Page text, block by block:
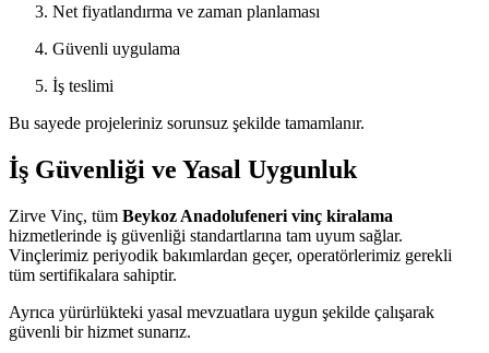
Net fiyatlandırma ve zaman planlaması
Güvenli uygulama
İş teslimi
Bu sayede projeleriniz sorunsuz şekilde tamamlanır.
İş Güvenliği ve Yasal Uygunluk
Zirve Vinç, tüm Beykoz Anadolufeneri vinç kiralama
hizmetlerinde iş güvenliği standartlarına tam uyum sağlar.
Vinçlerimiz periyodik bakımlardan geçer, operatörlerimiz gerekli
tüm sertifikalara sahiptir.
Ayrıca yürürlükteki yasal mevzuatlara uygun şekilde çalışarak
güvenli bir hizmet sunarız.